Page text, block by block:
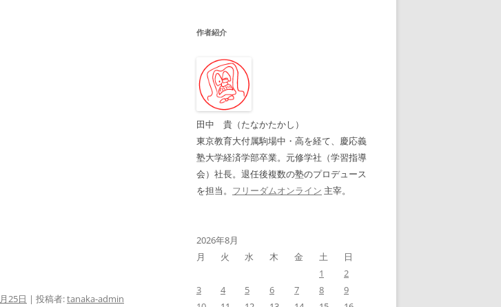
25日 | 投稿者:tanaka-admin
作者紹介
田中 貴（たなかたかし）
東京教育大付属駒場中・高を経て、慶応義
塾大学経済学部卒業。元修学社（学習指導
会）社長。退任後複数の塾のプロデュース
を担当。 フリーダムオンライン 主宰。
2026年8月
月
火 水 木 金 土
日
1
2
3
4 5 6 7 8
9